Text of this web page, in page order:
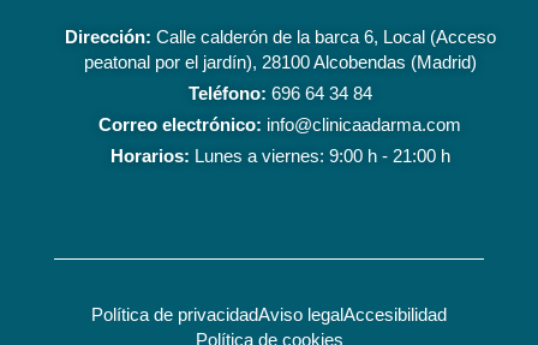
Dirección: Calle calderón de la barca 6, Local (Acceso
peatonal por el jardín), 28100 Alcobendas (Madrid)
Teléfono: 696 64 34 84
Correo electrónico: info@clinicaadarma.com
Horarios: Lunes a viernes: 9:00 h - 21:00 h
Política de privacidadAviso legalAccesibilidad
Política de cookies